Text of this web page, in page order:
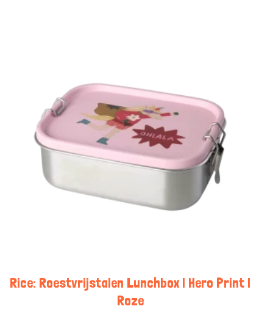
Rice: Roestvrijstalen Lunchbox | Hero Print |
Roze